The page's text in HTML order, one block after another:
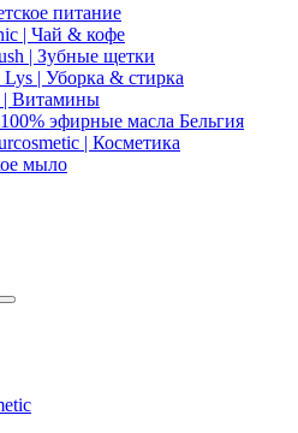
питание
| Чай & кофе
| Зубные щетки
Lys | Уборка & стирка
| Витамины
эфирные масла Бельгия
| Косметика
мыло